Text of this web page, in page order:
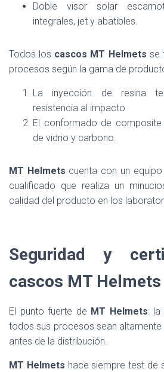
Doble visor solar
integrales, jet y abatibles.
Todos los cascos MT Helmets se
procesos según la gama de
La inyección de resina
resistencia al impacto
El conformado de
de vidrio y carbono.
MT Helmets cuenta con un
cualificado que realiza un
calidad del producto en los
Seguridad y
cascos MT Helmets
El punto fuerte de MT Helmets: la
todos sus procesos sean
antes de la distribución.
MT Helmets hace siempre test de